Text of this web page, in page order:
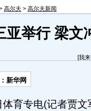
高尔夫 > 高尔夫新闻
亚举行 梁文
[我
新华网
育专电(记者贾文